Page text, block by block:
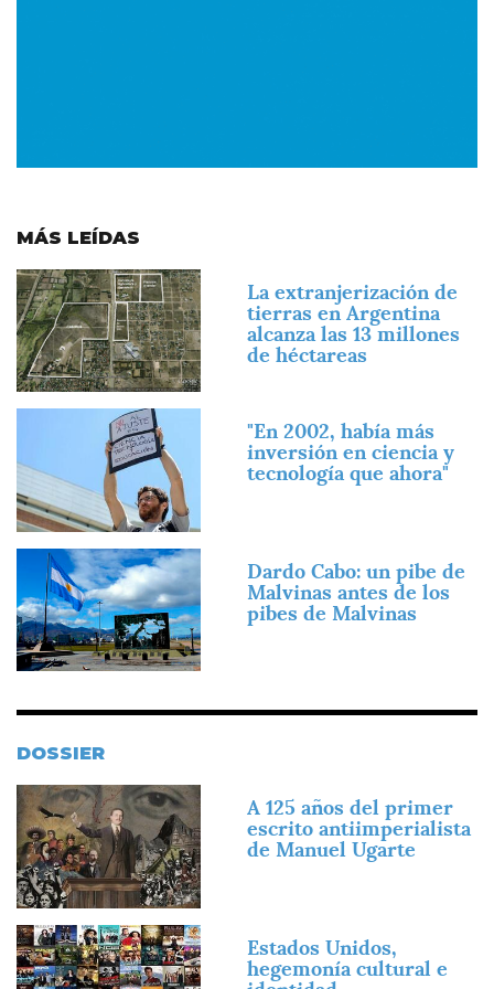
MÁS LEÍDAS
Imagen
La extranjerización de
tierras en Argentina
alcanza las 13 millones
de héctareas
"En 2002, había más
inversión en ciencia y
tecnología que ahora"
Imagen
Dardo Cabo: un pibe de
Malvinas antes de los
pibes de Malvinas
DOSSIER
Imagen
A 125 años del primer
escrito antiimperialista
de Manuel Ugarte
Imagen
Estados Unidos,
hegemonía cultural e